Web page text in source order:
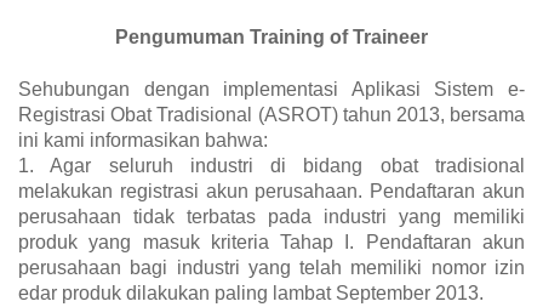
Pengumuman Training of Traineer
Sehubungan dengan implementasi Aplikasi Sistem e-
Registrasi Obat Tradisional (ASROT) tahun 2013, bersama
ini kami informasikan bahwa:
1. Agar seluruh industri di bidang obat tradisional
melakukan registrasi akun perusahaan. Pendaftaran akun
perusahaan tidak terbatas pada industri yang memiliki
produk yang masuk kriteria Tahap I. Pendaftaran akun
perusahaan bagi industri yang telah memiliki nomor izin
edar produk dilakukan paling lambat September 2013.